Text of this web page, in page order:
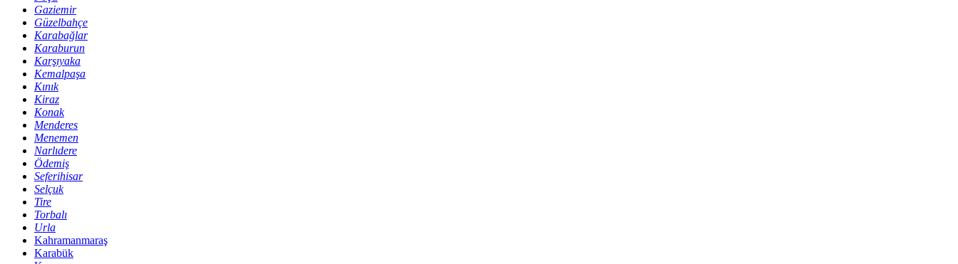
Gaziemir
Güzelbahçe
Karabağlar
Karaburun
Karşıyaka
Kemalpaşa
Kınık
Kiraz
Konak
Menderes
Menemen
Narlıdere
Ödemiş
Seferihisar
Selçuk
Tire
Torbalı
Urla
Kahramanmaraş
Karabük